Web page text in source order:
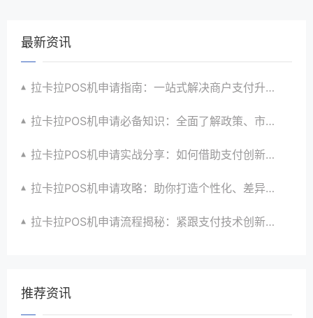
最新资讯
拉卡拉POS机申请指南：一站式解决商户支付升级、智能化与创新需求
拉卡拉POS机申请必备知识：全面了解政策、市场、技术与创新趋势
拉卡拉POS机申请实战分享：如何借助支付创新技术提升商户运营效益与效率
拉卡拉POS机申请攻略：助你打造个性化、差异化支付体验以提升竞争力
拉卡拉POS机申请流程揭秘：紧跟支付技术创新步伐，抢占市场先机
推荐资讯